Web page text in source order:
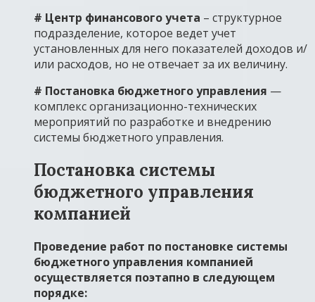
# Центр финансового учета – структурное
подразделение, которое ведет учет
установленных для него показателей доходов и/
или расходов, но не отвечает за их величину.
# Постановка бюджетного управления —
комплекс организационно-технических
мероприятий по разработке и внедрению
системы бюджетного управления.
Постановка системы
бюджетного управления
компанией
Проведение работ по постановке системы
бюджетного управления компанией
осуществляется поэтапно в следующем
порядке: